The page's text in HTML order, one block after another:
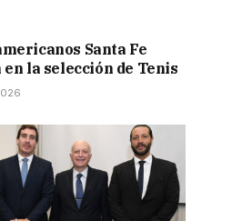
Santa Fe
en la selección de Tenis